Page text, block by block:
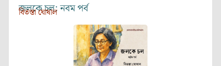
জলকে চল: নবম পর্ব
বিতস্তা ঘোষাল